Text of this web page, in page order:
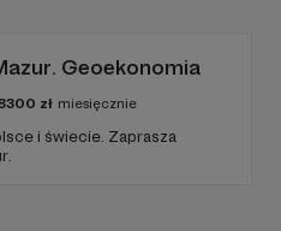
Geoekonomia
zł miesięcznie
i świecie. Zaprasza